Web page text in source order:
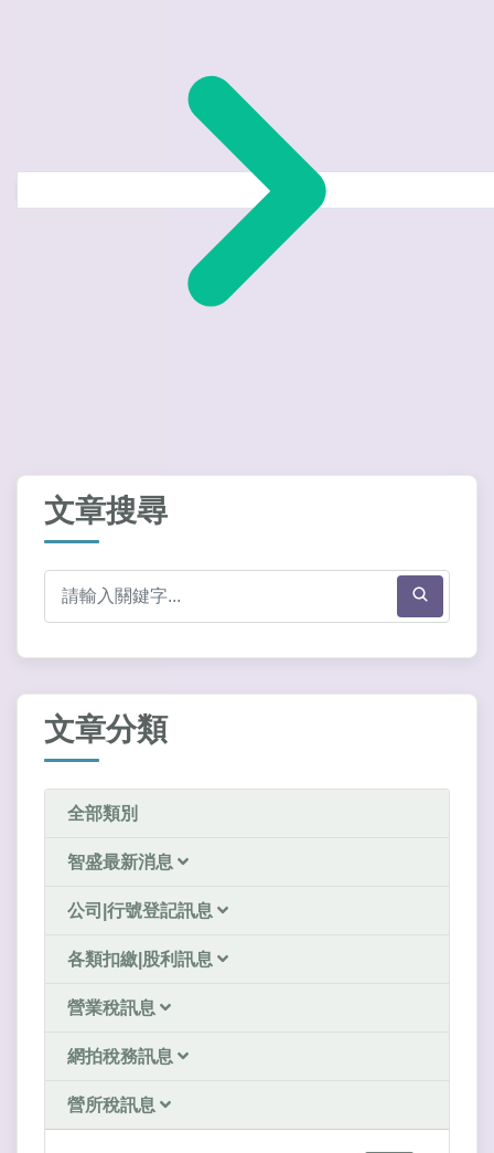
文章搜尋
文章分類
全部類別
智盛最新消息
公司|行號登記訊息
各類扣繳|股利訊息
營業稅訊息
網拍稅務訊息
營所稅訊息